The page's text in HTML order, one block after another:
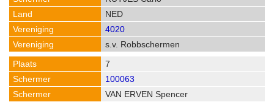
NED
4020
s.v. Robbschermen
7
100063
VAN ERVEN Spencer